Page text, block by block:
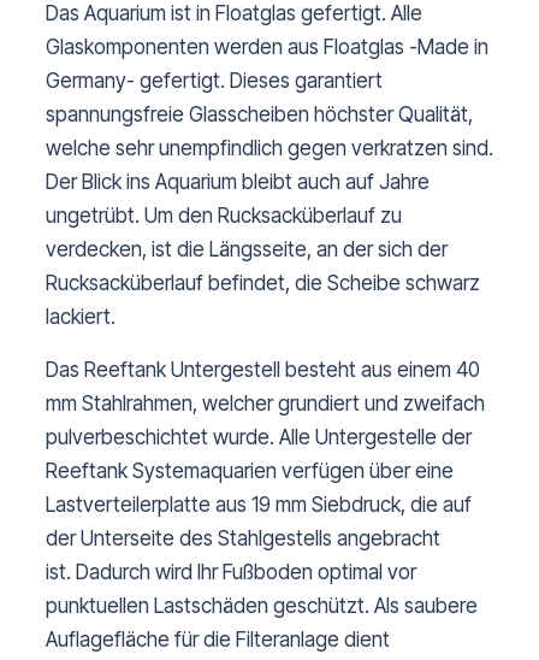
Das Aquarium ist in Floatglas gefertigt. Alle
Glaskomponenten werden aus Floatglas -Made in
Germany- gefertigt. Dieses garantiert
spannungsfreie Glasscheiben höchster Qualität,
welche sehr unempfindlich gegen verkratzen sind.
Der Blick ins Aquarium bleibt auch auf Jahre
ungetrübt. Um den Rucksacküberlauf zu
verdecken, ist die Längsseite, an der sich der
Rucksacküberlauf befindet, die Scheibe schwarz
lackiert.
Das Reeftank Untergestell besteht aus einem 40
mm Stahlrahmen, welcher grundiert und zweifach
pulverbeschichtet wurde. Alle Untergestelle der
Reeftank Systemaquarien verfügen über eine
Lastverteilerplatte aus 19 mm Siebdruck, die auf
der Unterseite des Stahlgestells angebracht
ist. Dadurch wird Ihr Fußboden optimal vor
punktuellen Lastschäden geschützt. Als saubere
Auflagefläche für die Filteranlage dient